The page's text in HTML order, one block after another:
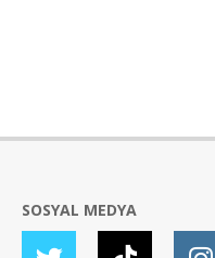
SOSYAL MEDYA